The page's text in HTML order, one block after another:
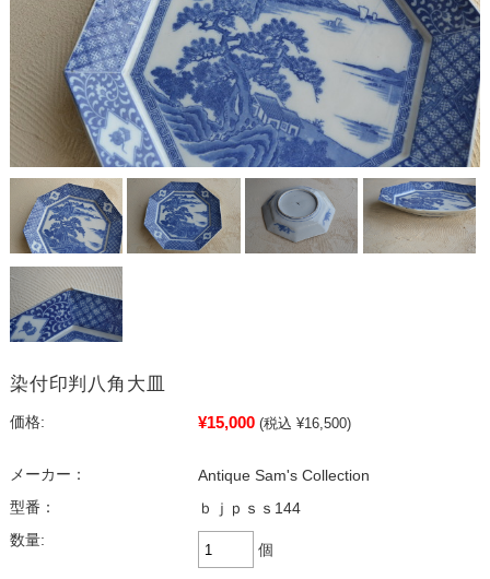
染付印判八角大皿
価格: ¥15,000 (税込 ¥16,500)
メーカー：
Antique Sam's Collection
型番：
ｂｊｐｓｓ144
数量:
個